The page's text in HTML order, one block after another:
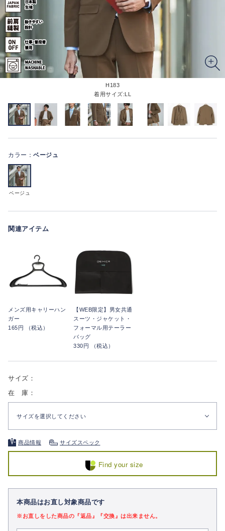
H183
着用サイズ:LL
カラー： ベージュ
ベージュ
関連アイテム
メンズ用キャリーハン
ガー
165円 （税込）
【WEB限定】男女共通
スーツ・ジャケット・
フォーマル用テーラー
バッグ
330円 （税込）
サイズ：
在 庫：
サイズを選択してください
商品情報 サイズスペック
Find your size
本商品はお直し対象商品です
※お直しをした商品の『返品』『交換』は出来ません。